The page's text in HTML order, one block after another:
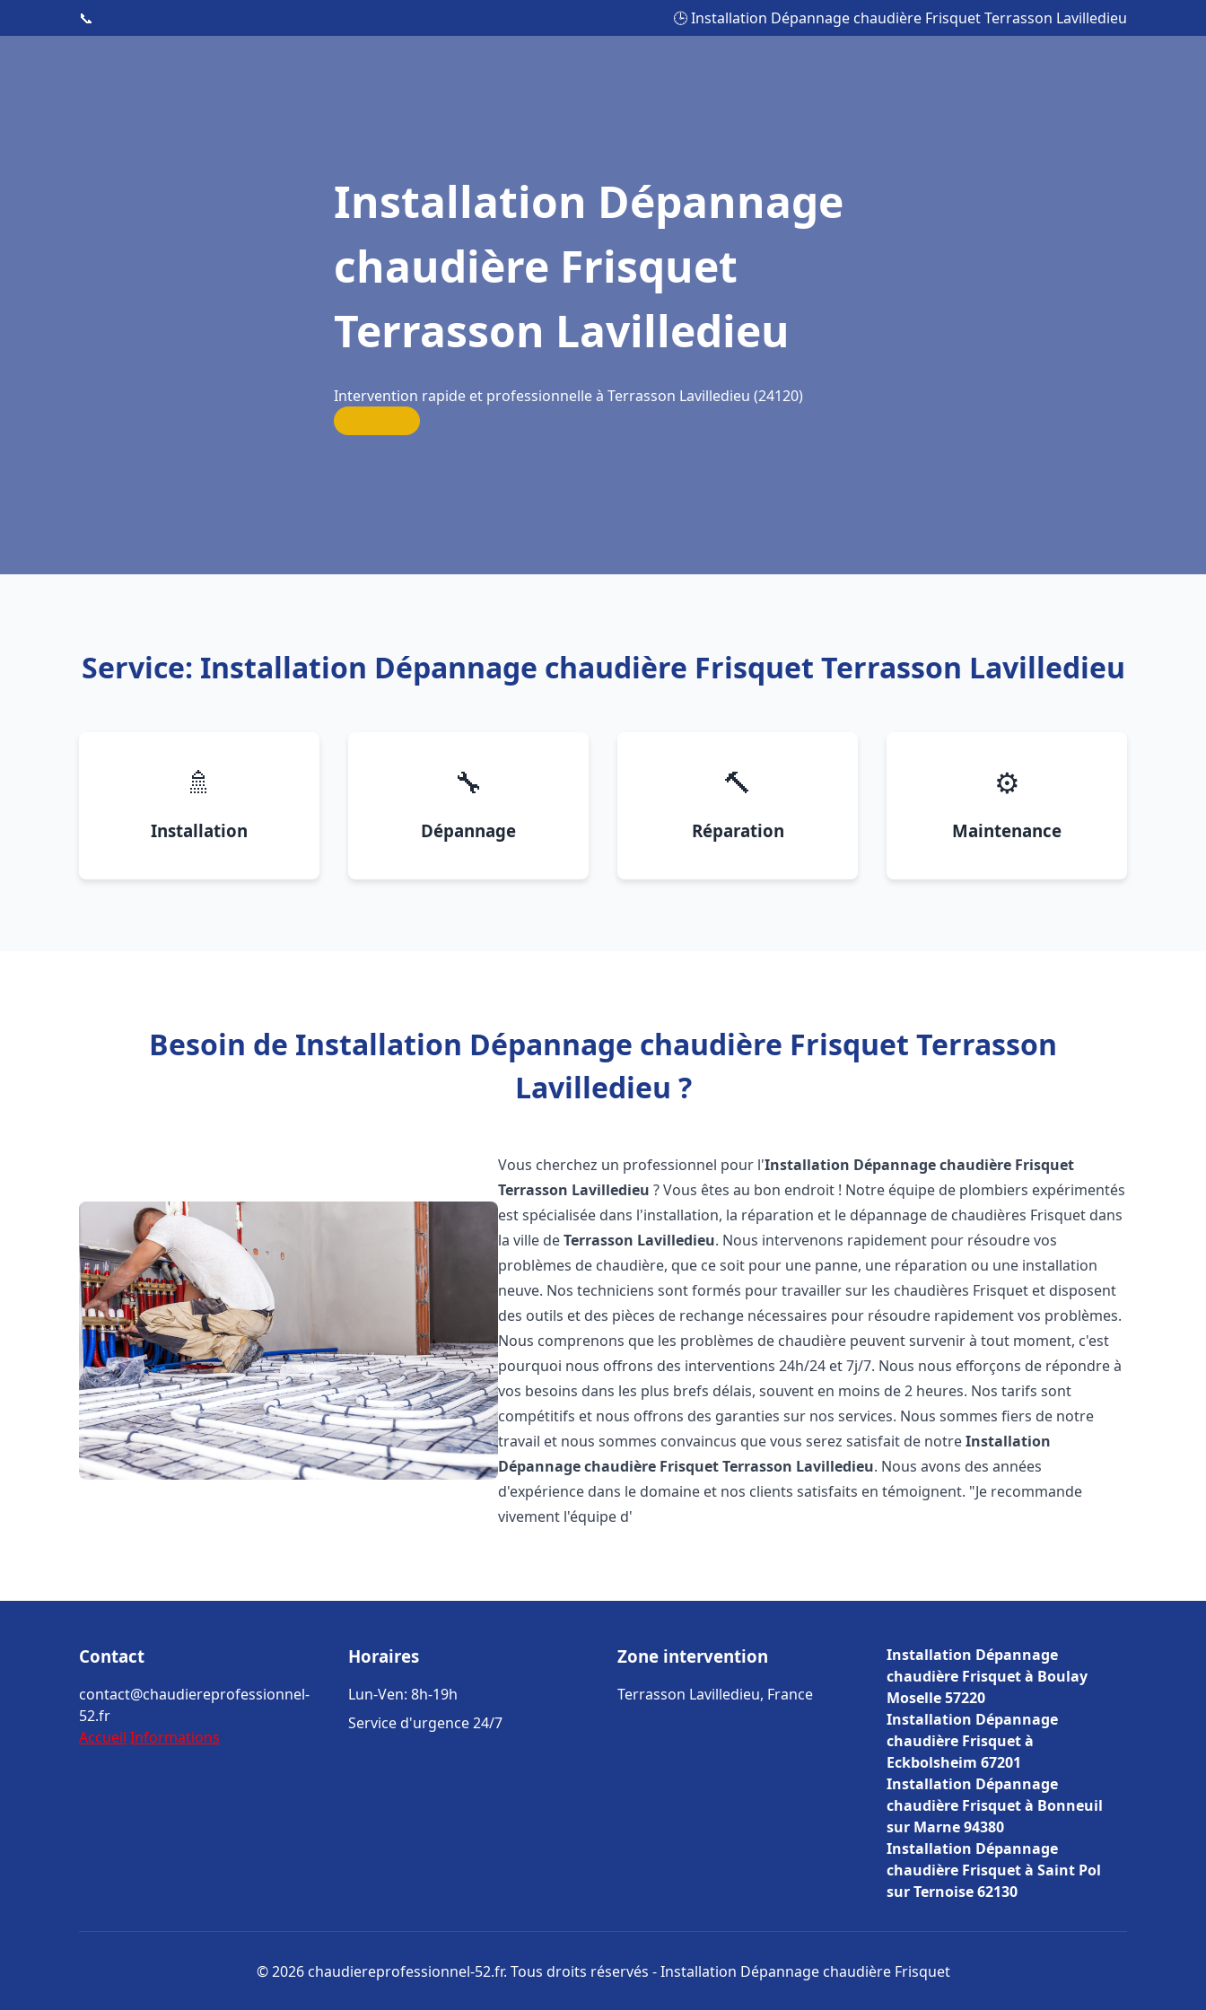
📞 🕒 Installation Dépannage chaudière Frisquet Terrasson Lavilledieu
Installation Dépannage
chaudière Frisquet
Terrasson Lavilledieu
Intervention rapide et professionnelle à Terrasson Lavilledieu (24120)
Service: Installation Dépannage chaudière Frisquet Terrasson Lavilledieu
🚿
Installation
🔧
Dépannage
🔨
Réparation
⚙️
Maintenance
Besoin de Installation Dépannage chaudière Frisquet Terrasson
Lavilledieu ?
Vous cherchez un professionnel pour l'Installation Dépannage chaudière Frisquet
Terrasson Lavilledieu ? Vous êtes au bon endroit ! Notre équipe de plombiers expérimentés
est spécialisée dans l'installation, la réparation et le dépannage de chaudières Frisquet dans
la ville deTerrasson Lavilledieu. Nous intervenons rapidement pour résoudre vos
problèmes de chaudière, que ce soit pour une panne, une réparation ou une installation
neuve. Nos techniciens sont formés pour travailler sur les chaudières Frisquet et disposent
des outils et des pièces de rechange nécessaires pour résoudre rapidement vos problèmes.
Nous comprenons que les problèmes de chaudière peuvent survenir à tout moment, c'est
pourquoi nous offrons des interventions 24h/24 et 7j/7. Nous nous efforçons de répondre à
vos besoins dans les plus brefs délais, souvent en moins de 2 heures. Nos tarifs sont
compétitifs et nous offrons des garanties sur nos services. Nous sommes fiers de notre
travail et nous sommes convaincus que vous serez satisfait de notreInstallation
Dépannage chaudière FrisquetTerrasson Lavilledieu. Nous avons des années
d'expérience dans le domaine et nos clients satisfaits en témoignent. "Je recommande
vivement l'équipe d'
Contact
contact@chaudiereprofessionnel-
52.fr
Accueil Informations
Horaires
Lun-Ven: 8h-19h
Service d'urgence 24/7
Zone intervention
Terrasson Lavilledieu, France
Installation Dépannage
chaudière Frisquet à Boulay
Moselle 57220
Installation Dépannage
chaudière Frisquet à
Eckbolsheim 67201
Installation Dépannage
chaudière Frisquet à Bonneuil
sur Marne 94380
Installation Dépannage
chaudière Frisquet à Saint Pol
sur Ternoise 62130
© 2026 chaudiereprofessionnel-52.fr. Tous droits réservés - Installation Dépannage chaudière Frisquet